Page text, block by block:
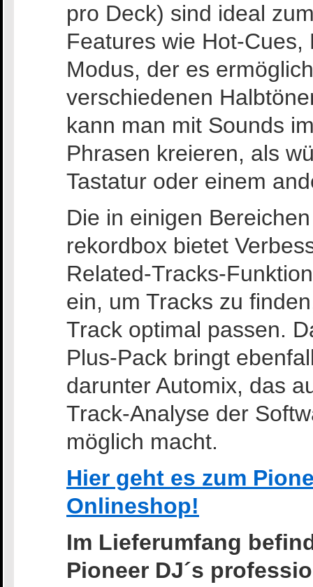
pro Deck) sind ideal
Features wie Hot-
Modus, der es
verschiedenen
kann man mit Sounds
Phrasen kreieren, als
Tastatur oder einem
Die in einigen
rekordbox bietet
Related-Tracks-
ein, um Tracks zu
Track optimal passen.
Plus-Pack bringt
darunter Automix, das
Track-Analyse der
möglich macht.
Hier geht es zum
Onlineshop!
Im Lieferumfang
Pioneer DJ´s